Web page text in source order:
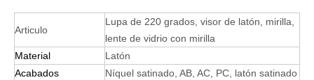
Articulo
Lupa de 220 grados, visor de latón, mirilla,
lente de vidrio con mirilla
Material
Latón
Acabados
Níquel satinado, AB, AC, PC, latón satinado